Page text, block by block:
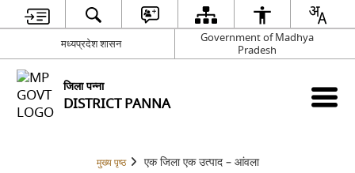
मध्यप्रदेश शासन
Government of Madhya
Pradesh
जिला पन्ना
DISTRICT PANNA
मुख्य पृष्ठ एक जिला एक उत्पाद – आंवला